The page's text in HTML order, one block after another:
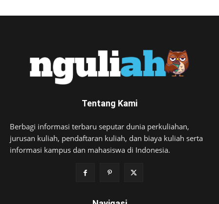
Tentang Kami
Berbagi informasi terbaru seputar dunia perkuliahan,
jurusan kuliah, pendaftaran kuliah, dan biaya kuliah serta
informasi kampus dan mahasiswa di Indonesia.